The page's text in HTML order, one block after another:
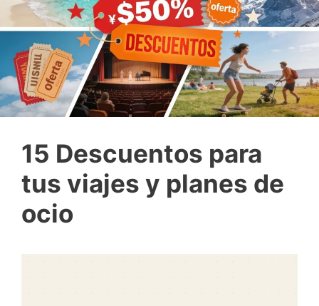
15 Descuentos para
tus viajes y planes de
ocio